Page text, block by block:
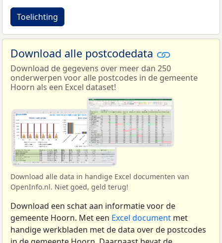
Toelichting
Download alle postcodedata
Download de gegevens over meer dan 250
onderwerpen voor alle postcodes in de gemeente
Hoorn als een Excel dataset!
Download alle data in handige Excel documenten van
OpenInfo.nl. Niet goed, geld terug!
Download een schat aan informatie voor de
gemeente Hoorn. Met een Excel document met
handige werkbladen met de data over de postcodes